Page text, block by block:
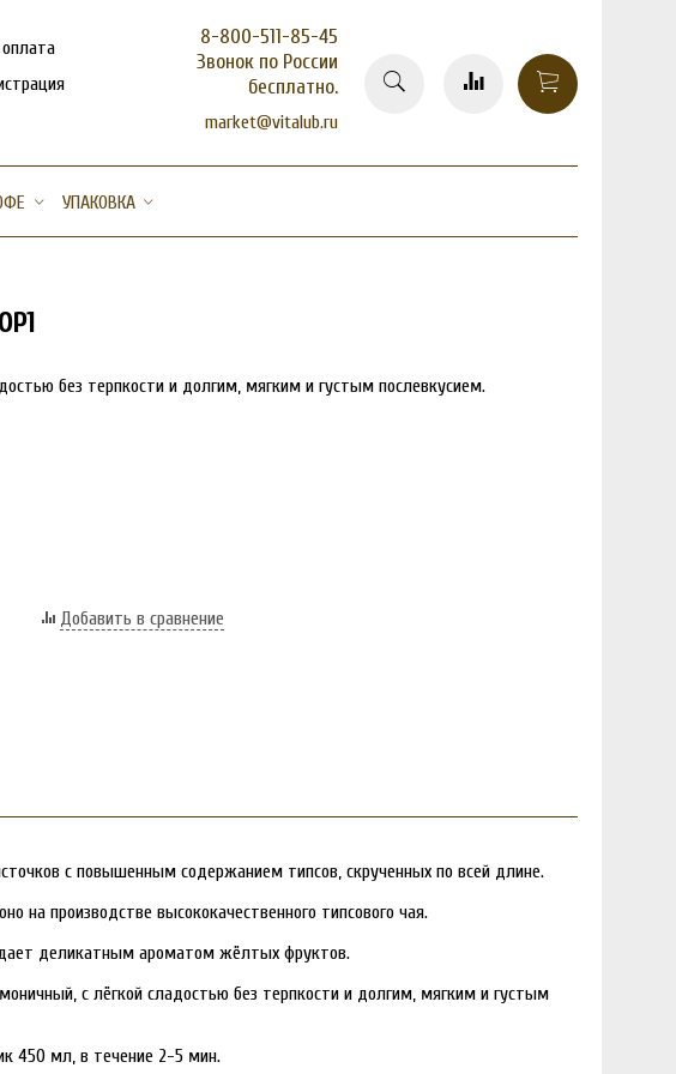
8-800-511-85-45
Звонок по России
бесплатно.
market@vitalub.ru
УПАКОВКА
без терпкости и долгим, мягким и густым послевкусием.
Добавить в сравнение
с повышенным содержанием типсов, скрученных по всей длине.
производстве высококачественного типсового чая.
деликатным ароматом жёлтых фруктов.
с лёгкой сладостью без терпкости и долгим, мягким и густым
450 мл, в течение 2-5 мин.